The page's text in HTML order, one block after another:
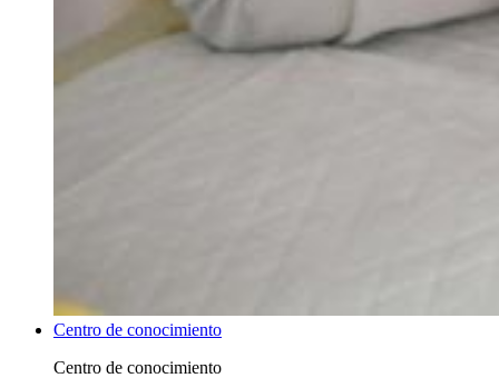
Centro de conocimiento
Centro de conocimiento